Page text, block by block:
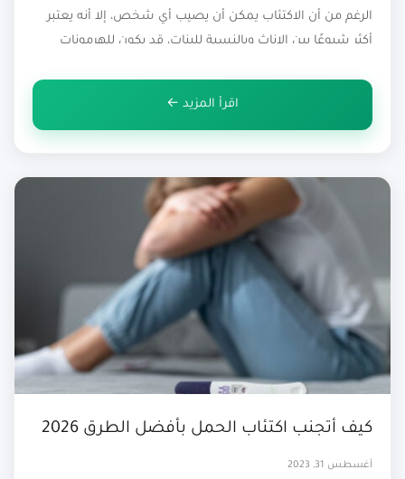
الرغم من أن الاكتئاب يمكن أن يصيب أي شخص، إلا أنه يعتبر
أكثر شيوعًا بين الإناث وبالنسبة للبنات، قد يكون للهرمونات
للاكتئاب. تتوفر العديد من العلاجات للاكتئاب، […]
اقرأ المزيد ←
كيف أتجنب اكتئاب الحمل بأفضل الطرق 2026
أغسطس 31, 2023